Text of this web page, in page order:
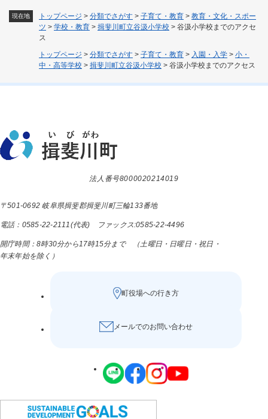
現在地 トップページ > 分類でさがす > 子育て・教育 > 教育・文化・スポー
ツ > 学校・教育 > 揖斐川町立谷汲小学校 > 谷汲小学校までのアクセ
ス
トップページ > 分類でさがす > 子育て・教育 > 入園・入学 > 小・
中・高等学校 > 揖斐川町立谷汲小学校 > 谷汲小学校までのアクセス
法人番号8000020214019
〒501-0692 岐阜県揖斐郡揖斐川町三輪133番地
電話：0585-22-2111(代表) ファックス:0585-22-4496
開庁時間：8時30分から17時15分まで （土曜日・日曜日・祝日・
年末年始を除く）
町役場への行き方
メールでのお問い合わせ